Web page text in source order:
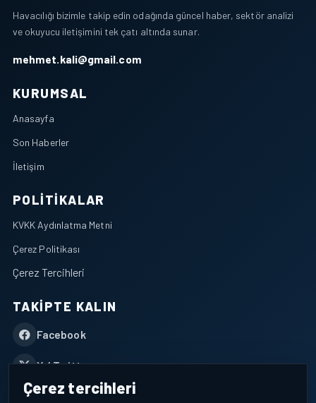
Havacılığı bizimle takip edin odağında güncel haber, sektör analizi
ve okuyucu iletişimini tek çatı altında sunar.
mehmet.kali@gmail.com
KURUMSAL
Anasayfa
Son Haberler
İletişim
POLITIKALAR
KVKK Aydınlatma Metni
Çerez Politikası
Çerez Tercihleri
TAKIPTE KALIN
Facebook
X / Twitter
YouTube
Çerez tercihleri